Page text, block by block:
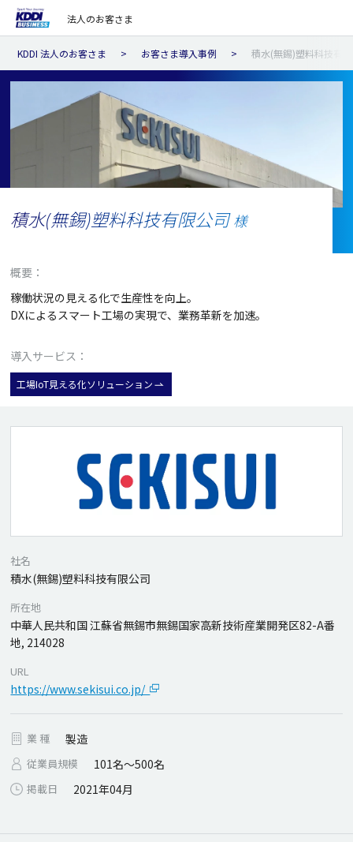
法人のお客さま
KDDI 法人のお客さま お客さま導入事例 積水(無錫)塑料科技有
積水(無錫)塑料科技有限公司様
概要：
稼働状況の見える化で生産性を向上。
DXによるスマート工場の実現で、業務革新を加速。
導入サービス：
工場IoT見える化ソリューション
社名
積水(無錫)塑料科技有限公司
所在地
中華人民共和国 江蘇省無錫市無錫国家高新技術産業開発区82-A番
地, 214028
URL
https://www.sekisui.co.jp/
業 種 製造
従業員規模 101名～500名
掲載日 2021年04月